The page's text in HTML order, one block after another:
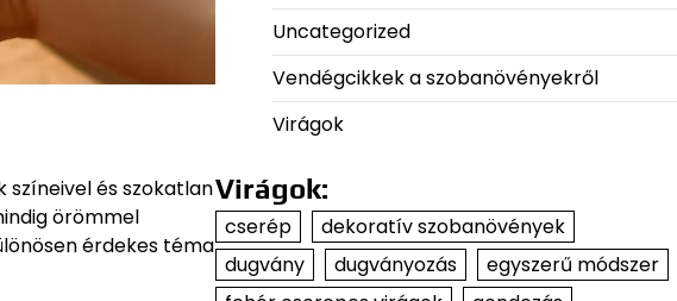
színeivel és szokatlan
örömmel
érdekes téma
Uncategorized
Vendégcikkek a szobanövényekről
Virágok
Virágok:
cserép
dekoratív szobanövények
dugvány
dugványozás
egyszerű módszer